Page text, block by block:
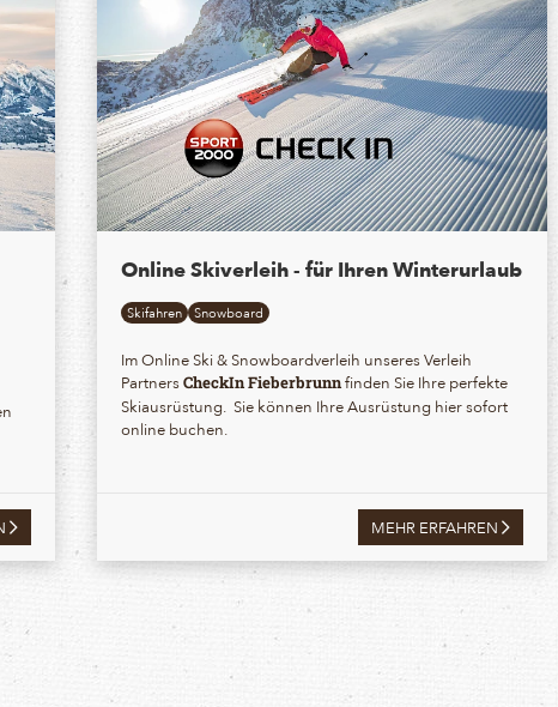
Online Skiverleih - für Ihren Winterurlaub
Skifahren Snowboard
Im Online Ski & Snowboardverleih unseres Verleih
PartnersCheckIn Fieberbrunnfinden Sie Ihre perfekte
Skiausrüstung. Sie können Ihre Ausrüstung hier sofort
online buchen.
MEHR ERFAHREN